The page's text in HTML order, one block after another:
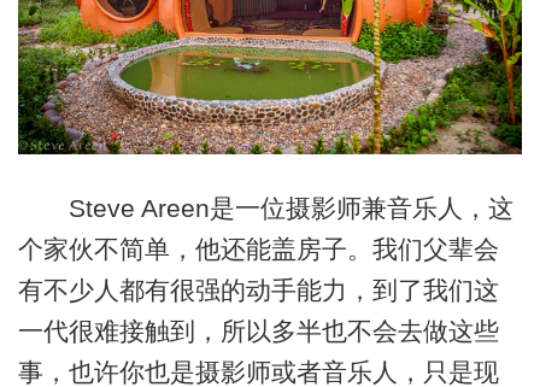
Steve Areen是一位摄影师兼音乐人，这
个家伙不简单，他还能盖房子。我们父辈会
有不少人都有很强的动手能力，到了我们这
一代很难接触到，所以多半也不会去做这些
事，也许你也是摄影师或者音乐人，只是现